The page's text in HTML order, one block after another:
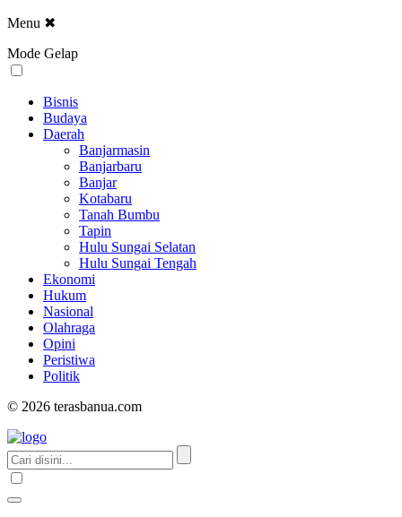
Menu ✖
Mode Gelap
Bisnis
Budaya
Daerah
Banjarmasin
Banjarbaru
Banjar
Kotabaru
Tanah Bumbu
Tapin
Hulu Sungai Selatan
Hulu Sungai Tengah
Ekonomi
Hukum
Nasional
Olahraga
Opini
Peristiwa
Politik
© 2026 terasbanua.com